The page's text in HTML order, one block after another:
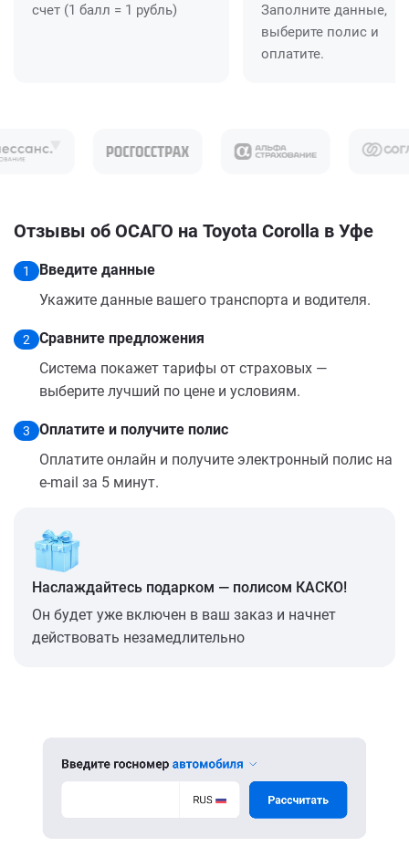
счет (1 балл = 1 рубль)
Заполните данные,
выберите полис и
оплатите.
Отзывы об ОСАГО на Toyota Corolla в Уфе
1
Введите данные
Укажите данные вашего транспорта и водителя.
2
Сравните предложения
Система покажет тарифы от страховых —
выберите лучший по цене и условиям.
3
Оплатите и получите полис
Оплатите онлайн и получите электронный полис на
e-mail за 5 минут.
Наслаждайтесь подарком — полисом КАСКО!
Он будет уже включен в ваш заказ и начнет
действовать незамедлительно